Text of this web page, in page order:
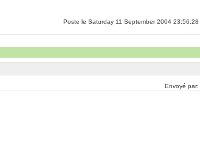
Poste le Saturday 11 September 2004 23:56:28
Envoyé par: